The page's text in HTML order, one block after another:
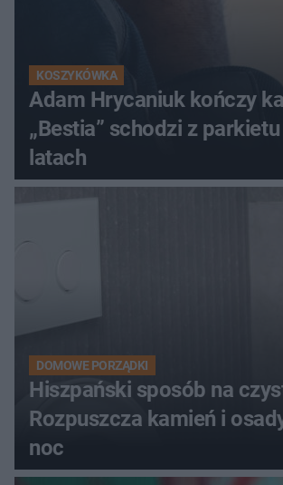
KOSZYKÓWKA
Adam Hrycaniuk kończy
„Bestia” schodzi z
latach
DOMOWE PORZĄDKI
Hiszpański sposób na
Rozpuszcza kamień i
noc